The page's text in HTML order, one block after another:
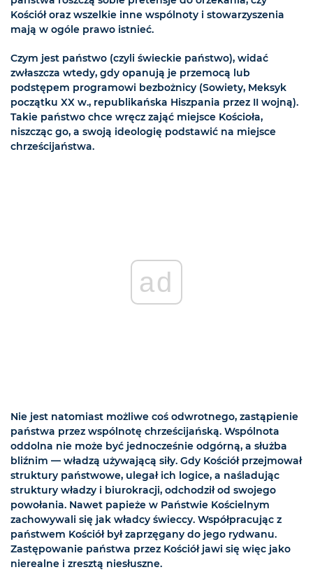
Kościół oraz wszelkie inne wspólnoty i stowarzyszenia
mają w ogóle prawo istnieć.
Czym jest państwo (czyli świeckie państwo), widać
zwłaszcza wtedy, gdy opanują je przemocą lub
podstępem programowi bezbożnicy (Sowiety, Meksyk
początku XX w., republikańska Hiszpania przez II wojną).
Takie państwo chce wręcz zająć miejsce Kościoła,
niszcząc go, a swoją ideologię podstawić na miejsce
chrześcijaństwa.
ad
Nie jest natomiast możliwe coś odwrotnego, zastąpienie
państwa przez wspólnotę chrześcijańską. Wspólnota
oddolna nie może być jednocześnie odgórną, a służba
bliźnim — władzą używającą siły. Gdy Kościół przejmował
struktury państwowe, ulegał ich logice, a naśladując
struktury władzy i biurokracji, odchodził od swojego
powołania. Nawet papieże w Państwie Kościelnym
zachowywali się jak władcy świeccy. Współpracując z
państwem Kościół był zaprzęgany do jego rydwanu.
Zastępowanie państwa przez Kościół jawi się więc jako
nierealne i zresztą niesłuszne.